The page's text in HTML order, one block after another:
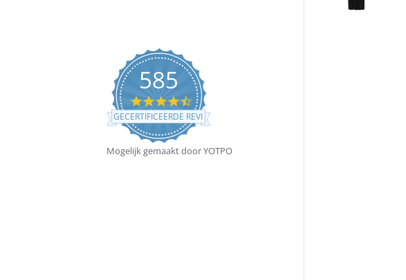
585
4.5
star
rating
GECERTIFICEERDE REVIEWS
Mogelijk gemaakt door YOTPO